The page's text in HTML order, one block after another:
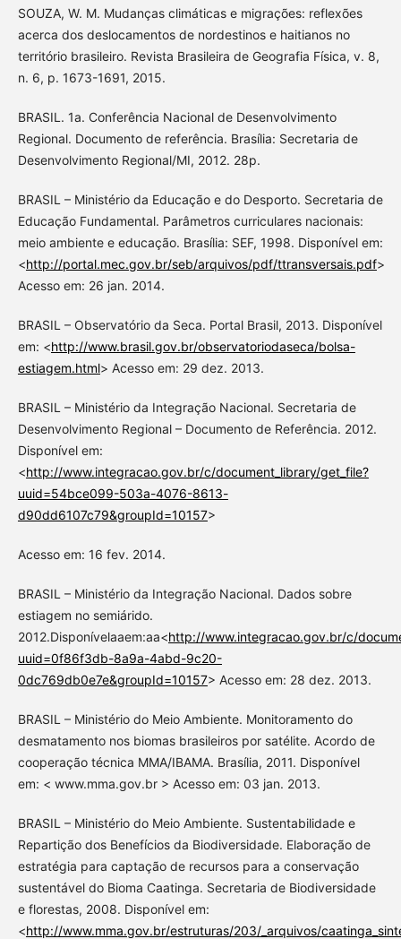
SOUZA, W. M. Mudanças climáticas e migrações: reflexões
acerca dos deslocamentos de nordestinos e haitianos no
território brasileiro. Revista Brasileira de Geografia Física, v. 8,
n. 6, p. 1673-1691, 2015.
BRASIL. 1a. Conferência Nacional de Desenvolvimento
Regional. Documento de referência. Brasília: Secretaria de
Desenvolvimento Regional/MI, 2012. 28p.
BRASIL – Ministério da Educação e do Desporto. Secretaria de
Educação Fundamental. Parâmetros curriculares nacionais:
meio ambiente e educação. Brasília: SEF, 1998. Disponível em:
<http://portal.mec.gov.br/seb/arquivos/pdf/ttransversais.pdf>
Acesso em: 26 jan. 2014.
BRASIL – Observatório da Seca. Portal Brasil, 2013. Disponível
em: <http://www.brasil.gov.br/observatoriodaseca/bolsa-
estiagem.html> Acesso em: 29 dez. 2013.
BRASIL – Ministério da Integração Nacional. Secretaria de
Desenvolvimento Regional – Documento de Referência. 2012.
Disponível em:
<http://www.integracao.gov.br/c/document_library/get_file?
uuid=54bce099-503a-4076-8613-
d90dd6107c79&groupId=10157>
Acesso em: 16 fev. 2014.
BRASIL – Ministério da Integração Nacional. Dados sobre
estiagem no semiárido.
2012.Disponívelaaem:aa<http://www.integracao.gov.br/c/
uuid=0f86f3db-8a9a-4abd-9c20-
0dc769db0e7e&groupId=10157> Acesso em: 28 dez. 2013.
BRASIL – Ministério do Meio Ambiente. Monitoramento do
desmatamento nos biomas brasileiros por satélite. Acordo de
cooperação técnica MMA/IBAMA. Brasília, 2011. Disponível
em: < www.mma.gov.br > Acesso em: 03 jan. 2013.
BRASIL – Ministério do Meio Ambiente. Sustentabilidade e
Repartição dos Benefícios da Biodiversidade. Elaboração de
estratégia para captação de recursos para a conservação
sustentável do Bioma Caatinga. Secretaria de Biodiversidade
e florestas, 2008. Disponível em:
<http://www.mma.gov.br/estruturas/203/_arquivos/